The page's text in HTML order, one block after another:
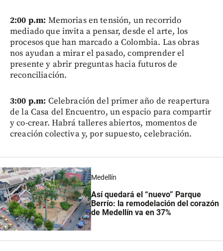
2:00 p.m: Memorias en tensión, un recorrido
mediado que invita a pensar, desde el arte, los
procesos que han marcado a Colombia. Las obras
nos ayudan a mirar el pasado, comprender el
presente y abrir preguntas hacia futuros de
reconciliación.
3:00 p.m: Celebración del primer año de reapertura
de la Casa del Encuentro, un espacio para compartir
y co-crear. Habrá talleres abiertos, momentos de
creación colectiva y, por supuesto, celebración.
Medellín
Así quedará el “nuevo” Parque
Berrío: la remodelación del corazón
de Medellín va en 37%